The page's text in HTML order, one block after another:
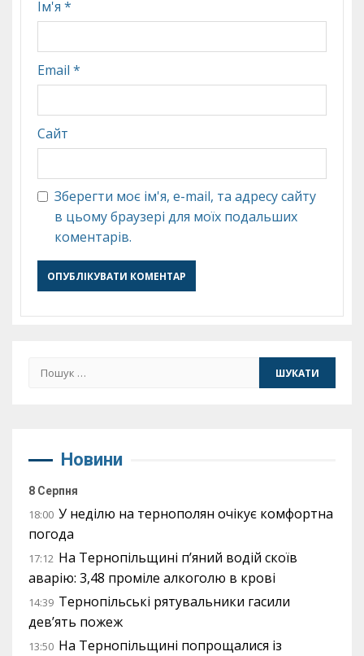
Ім'я *
Email *
Сайт
Зберегти моє ім'я, e-mail, та адресу сайту
в цьому браузері для моїх подальших
коментарів.
Пошук:
Новини
8 Серпня
18:00 У неділю на тернополян очікує комфортна
погода
17:12 На Тернопільщині п’яний водій скоїв
аварію: 3,48 проміле алкоголю в крові
14:39 Тернопільські рятувальники гасили
дев’ять пожеж
13:50 На Тернопільщині попрощалися із